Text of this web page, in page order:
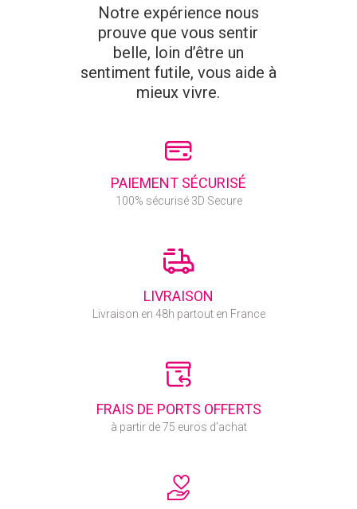
Notre expérience nous
prouve que vous sentir
belle, loin d’être un
sentiment futile, vous aide à
mieux vivre.
PAIEMENT SÉCURISÉ
100% sécurisé 3D Secure
LIVRAISON
Livraison en 48h partout en France
FRAIS DE PORTS OFFERTS
à partir de 75 euros d’achat